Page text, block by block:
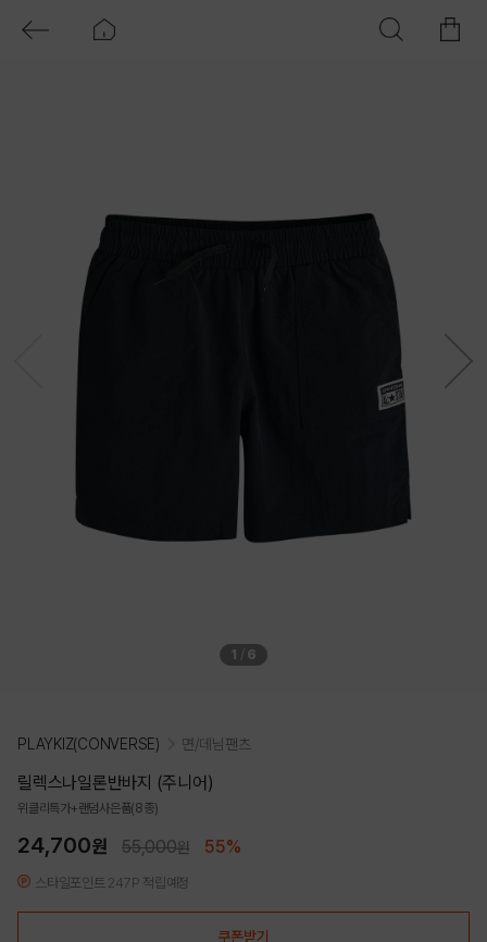
1 / 6
PLAYKIZ(CONVERSE) 면/데님팬츠
릴렉스나일론반바지 (주니어)
위클리특가+랜덤사은품(8종)
24,700원 55,000원 55%
스타일포인트 247P 적립예정
쿠폰받기